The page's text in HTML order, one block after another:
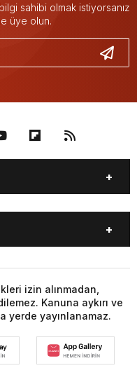
sahibi olmak istiyorsanız
üye olun.
BORSA
REHBERİ
DURUMU
DURUMU
TV
REHBERİ
DURUMU
izin alınmadan,
Kanuna aykırı ve
yerde yayınlanamaz.